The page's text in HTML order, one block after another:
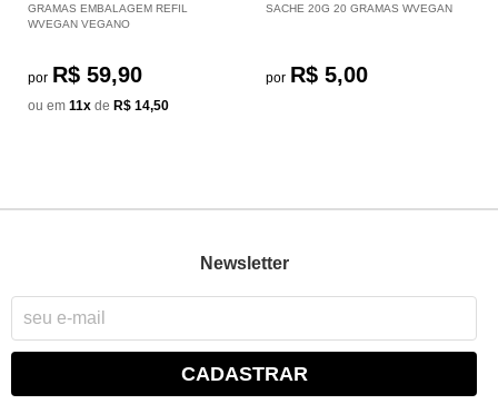
GRAMAS EMBALAGEM REFIL
WVEGAN VEGANO
por R$ 59,90
ou em 11x de R$ 14,50
SACHE 20G 20 GRAMAS WVEGAN
por R$ 5,00
Newsletter
CADASTRAR